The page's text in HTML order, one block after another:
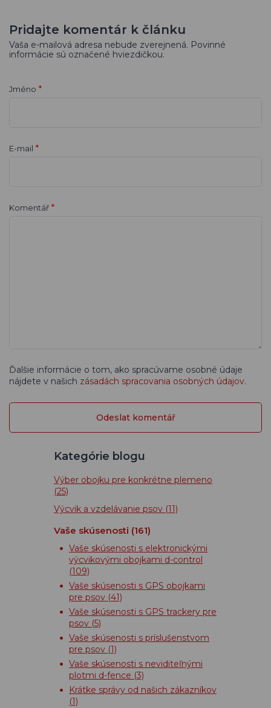
Pridajte komentár k článku
Vaša e-mailová adresa nebude zverejnená. Povinné
informácie sú označené hviezdičkou.
Jméno *
E-mail *
Komentář *
Ďalšie informácie o tom, ako spracúvame osobné údaje
nájdete v našich zásadách spracovania osobných údajov.
Kategórie blogu
Výber obojku pre konkrétne plemeno
(25)
Výcvik a vzdelávanie psov (11)
Vaše skúsenosti (161)
Vaše skúsenosti s elektronickými
výcvikovými obojkami d-control
(109)
Vaše skúsenosti s GPS obojkami
pre psov (41)
Vaše skúsenosti s GPS trackery pre
psov (5)
Vaše skúsenosti s príslušenstvom
pre psov (1)
Vaše skúsenosti s neviditeľnými
plotmi d-fence (3)
Krátke správy od našich zákazníkov
(1)